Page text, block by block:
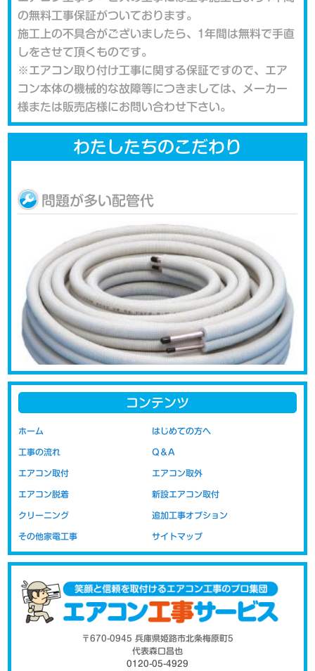
の無料工事保証がついております。
施工上の不具合がございましたら、1年間は無料で手直
しをさせて頂くものです。
※エアコン取り付け工事に関する保証ですので、エア
コン本体の機械的な故障等につきましては、メーカー
様または販売店様にお問い合わせ下さい。
わたしたちのこだわり
問題が多い配管代
エアコンの取り付けの際に問題になるのが配管代です。新品をご購
れておりません。新品取り付け工事には取り付けに必要な配管など
の部材代が含まれています。移設の場合の取り付け工事代は以前の
ますので、工賃のみの金額表示となっております。部材代を含まな
いので新設時より安価にお取り付けが可能です。
め
コンテンツ
ホーム はじめての方へ
工事の流れ Q＆A
エアコン取付 エアコン取外
エアコン脱着 新設エアコン取付
クリーニング 追加工事オプション
その他家電工事 サイトマップ
〒670-0945 兵庫県姫路市北条梅原町5
代表森口昌也
0120-05-4929